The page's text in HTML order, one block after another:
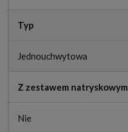
Typ
Jednouchwytowa
Z zestawem natryskowym
Nie